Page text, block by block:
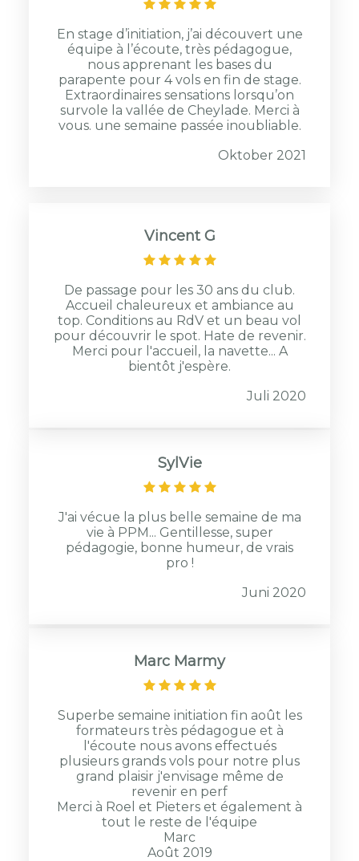
En stage d’initiation, j’ai découvert une
équipe à l’écoute, très pédagogue,
nous apprenant les bases du
parapente pour 4 vols en fin de stage.
Extraordinaires sensations lorsqu’on
survole la vallée de Cheylade. Merci à
vous. une semaine passée inoubliable.
Oktober 2021
Vincent G
De passage pour les 30 ans du club.
Accueil chaleureux et ambiance au
top. Conditions au RdV et un beau vol
pour découvrir le spot. Hate de revenir.
Merci pour l'accueil, la navette... A
bientôt j'espère.
Juli 2020
SylVie
J'ai vécue la plus belle semaine de ma
vie à PPM... Gentillesse, super
pédagogie, bonne humeur, de vrais
pro !
Juni 2020
Marc Marmy
Superbe semaine initiation fin août les
formateurs très pédagogue et à
l'écoute nous avons effectués
plusieurs grands vols pour notre plus
grand plaisir j'envisage même de
revenir en perf
Merci à Roel et Pieters et également à
tout le reste de l'équipe
Marc
Août 2019